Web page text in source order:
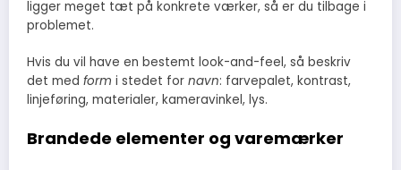
ligger meget tæt på konkrete værker, så er du tilbage i
problemet.
Hvis du vil have en bestemt look-and-feel, så beskriv
det med form i stedet for navn: farvepalet, kontrast,
linjeføring, materialer, kameravinkel, lys.
Brandede elementer og varemærker